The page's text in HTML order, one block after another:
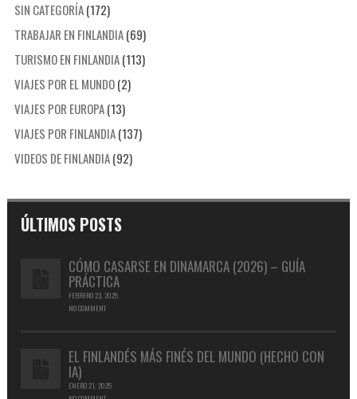
SIN CATEGORÍA(172)
TRABAJAR EN FINLANDIA(69)
TURISMO EN FINLANDIA(113)
VIAJES POR EL MUNDO(2)
VIAJES POR EUROPA(13)
VIAJES POR FINLANDIA(137)
VIDEOS DE FINLANDIA(92)
ÚLTIMOS POSTS
CÓMO CASARSE EN DINAMARCA (2026) – GUÍA
PRÁCTICA
FEBRERO 23, 2025
NO COMMENT
EL FINLANDÉS MÁS FINÉS DEL MUNDO (HECHO CON
IA)
ENERO 21, 2025